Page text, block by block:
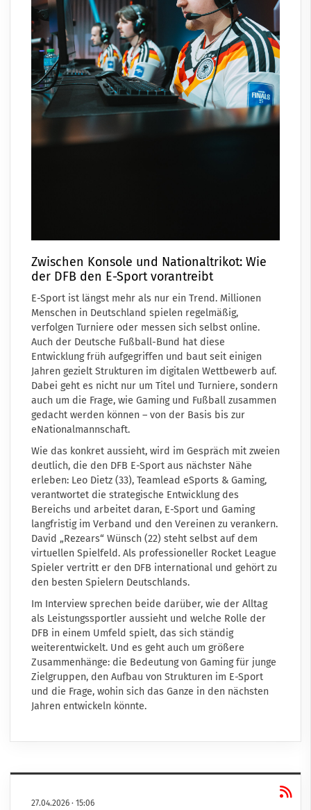
Zwischen Konsole und Nationaltrikot: Wie
der DFB den E-Sport vorantreibt
E-Sport ist längst mehr als nur ein Trend. Millionen
Menschen in Deutschland spielen regelmäßig,
verfolgen Turniere oder messen sich selbst online.
Auch der Deutsche Fußball-Bund hat diese
Entwicklung früh aufgegriffen und baut seit einigen
Jahren gezielt Strukturen im digitalen Wettbewerb auf.
Dabei geht es nicht nur um Titel und Turniere, sondern
auch um die Frage, wie Gaming und Fußball zusammen
gedacht werden können – von der Basis bis zur
eNationalmannschaft.
Wie das konkret aussieht, wird im Gespräch mit zweien
deutlich, die den DFB E-Sport aus nächster Nähe
erleben: Leo Dietz (33), Teamlead eSports & Gaming,
verantwortet die strategische Entwicklung des
Bereichs und arbeitet daran, E-Sport und Gaming
langfristig im Verband und den Vereinen zu verankern.
David „Rezears“ Wünsch (22) steht selbst auf dem
virtuellen Spielfeld. Als professioneller Rocket League
Spieler vertritt er den DFB international und gehört zu
den besten Spielern Deutschlands.
Im Interview sprechen beide darüber, wie der Alltag
als Leistungssportler aussieht und welche Rolle der
DFB in einem Umfeld spielt, das sich ständig
weiterentwickelt. Und es geht auch um größere
Zusammenhänge: die Bedeutung von Gaming für junge
Zielgruppen, den Aufbau von Strukturen im E-Sport
und die Frage, wohin sich das Ganze in den nächsten
Jahren entwickeln könnte.
27.04.2026 · 15:06